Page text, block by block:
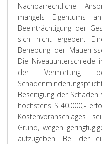
Nachbarrechtliche
mangels Eigentums
Beeinträchtigung der
sich nicht ergeben.
Behebung der
Die
der Vermietung
Beseitigung der
höchstens S 40.000,-
Kostenvoranschlages
Grund, wegen
aufzugeben. Bei der